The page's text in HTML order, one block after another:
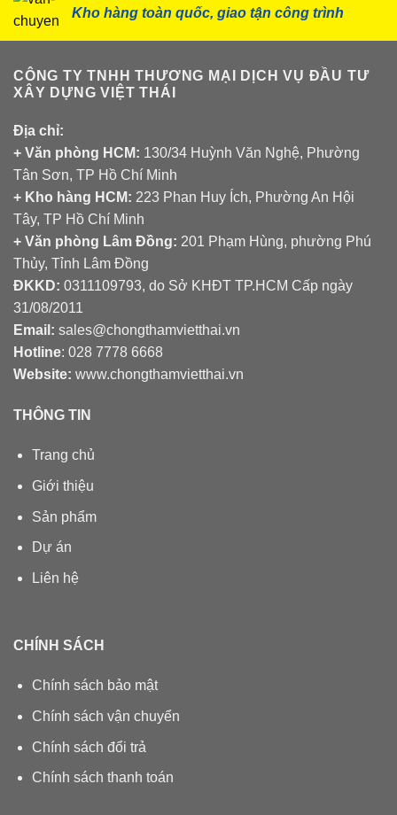
Kho hàng toàn quốc, giao tận công trình
CÔNG TY TNHH THƯƠNG MẠI DỊCH VỤ ĐẦU TƯ
XÂY DỰNG VIỆT THÁI
Địa chỉ:
+ Văn phòng HCM: 130/34 Huỳnh Văn Nghệ, Phường
Tân Sơn, TP Hồ Chí Minh
+ Kho hàng HCM: 223 Phan Huy Ích, Phường An Hội
Tây, TP Hồ Chí Minh
+ Văn phòng Lâm Đồng: 201 Phạm Hùng, phường Phú
Thủy, Tỉnh Lâm Đồng
ĐKKD: 0311109793, do Sở KHĐT TP.HCM Cấp ngày
31/08/2011
Email: sales@chongthamvietthai.vn
Hotline: 028 7778 6668
Website: www.chongthamvietthai.vn
THÔNG TIN
Trang chủ
Giới thiệu
Sản phẩm
Dự án
Liên hệ
CHÍNH SÁCH
Chính sách bảo mật
Chính sách vận chuyển
Chính sách đổi trả
Chính sách thanh toán